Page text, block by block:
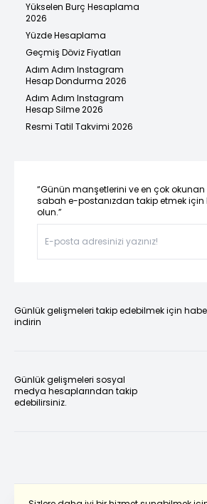
Yükselen Burç Hesaplama
2026
Yüzde Hesaplama
Geçmiş Döviz Fiyatları
Adım Adım Instagram
Hesap Dondurma 2026
Adım Adım Instagram
Hesap Silme 2026
Resmi Tatil Takvimi 2026
“Günün manşetlerini ve en çok
sabah e-postanızdan takip etmek için
olun.”
Günlük gelişmeleri takip edebilmek için
indirin
Günlük gelişmeleri sosyal
medya hesaplarından takip
edebilirsiniz.